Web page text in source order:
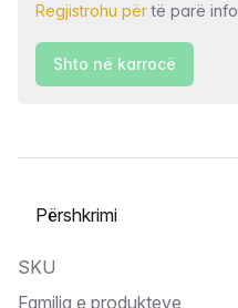
Regjistrohu përtë parë
Shto në karrocë
Zgjidh një skedë
SKU
Familja e produkteve